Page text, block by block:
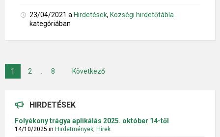
23/04/2021 a Hirdetések, Községi hirdetőtábla
kategóriában
Bejegyzés
navigáció
1 2 8 Következő
HIRDETÉSEK
Folyékony trágya aplikálás 2025. október 14-től
14/10/2025 in Hirdetmények, Hírek